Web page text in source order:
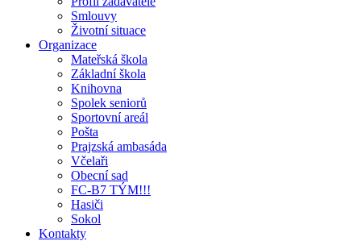
Smlouvy
Životní situace
Organizace
Mateřská škola
Základní škola
Knihovna
Spolek seniorů
Sportovní areál
Pošta
Prajzská ambasáda
Včelaři
Obecní sad
FC-B7 TÝM!!!
Hasiči
Sokol
Kontakty